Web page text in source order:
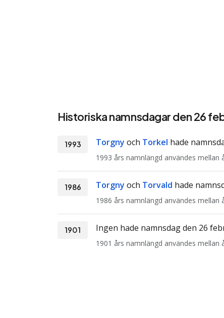
Historiska namnsdagar den 26
1993 Torgny och Torkel hade
1993 års namnlängd användes mellan
1986 Torgny och Torvald hade
1986 års namnlängd användes mellan
1901 Ingen hade namnsdag den 26
1901 års namnlängd användes mellan